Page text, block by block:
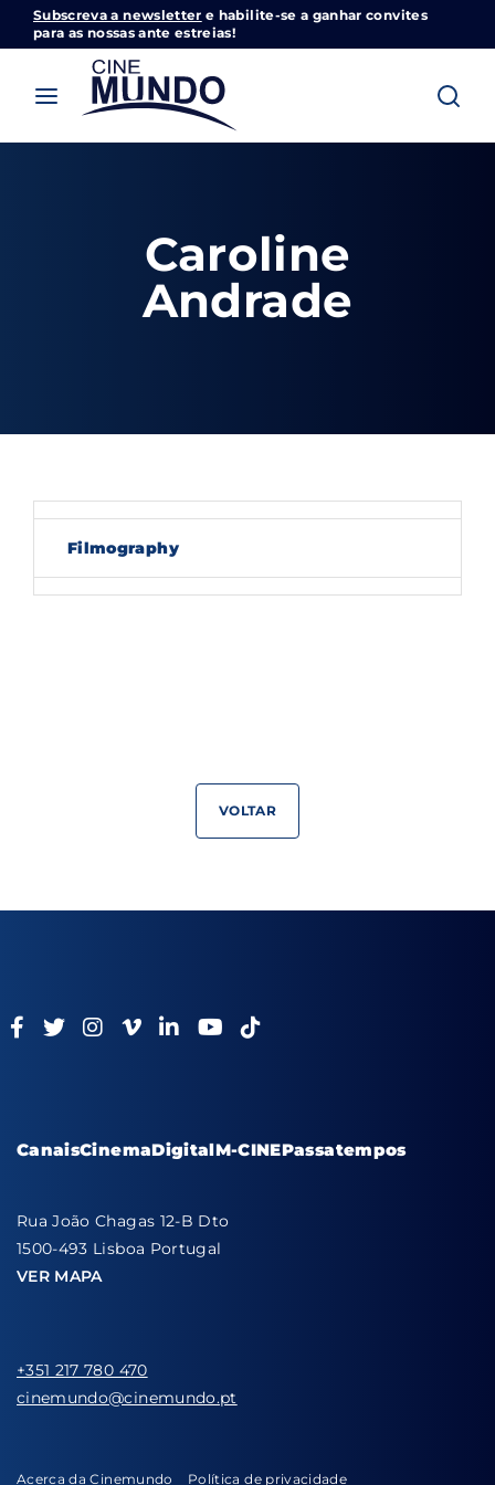
Subscreva a newsletter e habilite-se a ganhar convites
para as nossas ante estreias!
Caroline
Andrade
Filmography
VOLTAR
CanaisCinemaDigitalM-CINEPassatempos
Acerca da Cinemundo Política de privacidade
Rua João Chagas 12-B Dto
1500-493 Lisboa Portugal
VER MAPA
+351 217 780 470
cinemundo@cinemundo.pt
Cinemundo – Onde O Cinema Acontece
Login
By signing in, you agree toour terms and
conditionsand ourprivacy policy.